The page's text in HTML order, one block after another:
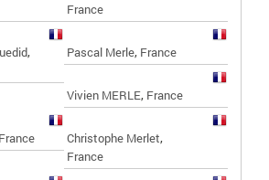
France
, Pascal Merle, France
Vivien MERLE, France
France Christophe Merlet,
France